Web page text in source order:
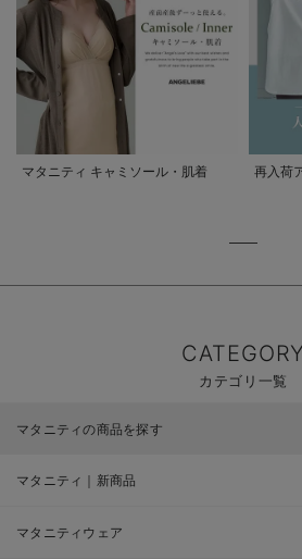
マタニティ キャミソール・肌着 再入荷
CATEGORY
カテゴリ一覧
マタニティの商品を探す
マタニティ｜新商品
マタニティウェア